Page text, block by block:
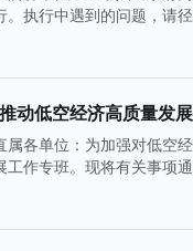
执行中遇到的问题，请
动低空经济高质量发
各单位：为加强对低空
作专班。现将有关事项